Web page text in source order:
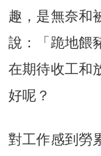
趣，是無奈和
說：「跪地餵
在期待收工和
好呢？
對工作感到勞